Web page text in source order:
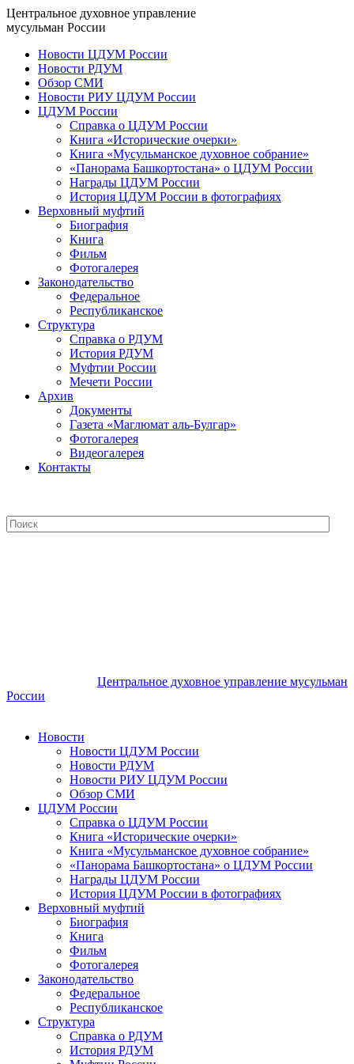
Центральное духовное управление
мусульман России
Новости ЦДУМ России
Новости РДУМ
Обзор СМИ
Новости РИУ ЦДУМ России
ЦДУМ России
Справка о ЦДУМ России
Книга «Исторические очерки»
Книга «Мусульманское духовное собрание»
«Панорама Башкортостана» о ЦДУМ России
Награды ЦДУМ России
История ЦДУМ России в фотографиях
Верховный муфтий
Биография
Книга
Фильм
Фотогалерея
Законодательство
Федеральное
Республиканское
Структура
Справка о РДУМ
История РДУМ
Муфтии России
Мечети России
Архив
Документы
Газета «Маглюмат аль-Булгар»
Фотогалерея
Видеогалерея
Контакты
Центральное духовное управление мусульман
России
Новости
Новости ЦДУМ России
Новости РДУМ
Новости РИУ ЦДУМ России
Обзор СМИ
ЦДУМ России
Справка о ЦДУМ России
Книга «Исторические очерки»
Книга «Мусульманское духовное собрание»
«Панорама Башкортостана» о ЦДУМ России
Награды ЦДУМ России
История ЦДУМ России в фотографиях
Верховный муфтий
Биография
Книга
Фильм
Фотогалерея
Законодательство
Федеральное
Республиканское
Структура
Справка о РДУМ
История РДУМ